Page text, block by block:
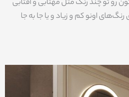
اونو کم و زیاد و یا جا به جا